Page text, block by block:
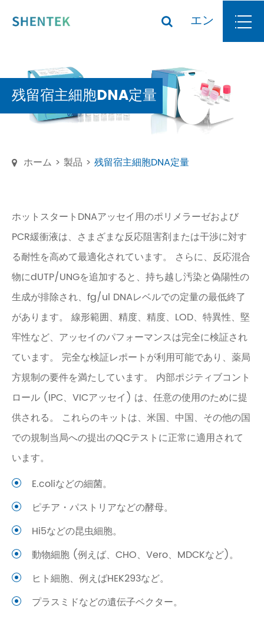
エン
ホーム 製品 残留宿主細胞DNA定量
残留宿主細胞DNA定量
ホットスタートDNAアッセイ用のポリメラーゼおよび
PCR緩衝液は、さまざまな反応阻害剤または干渉に対す
る耐性を高めて最適化されています。 さらに、反応混合
物にdUTP/UNGを追加すると、持ち越し汚染と偽陽性の
生成が排除され、fg/ul DNAレベルでの定量の最低終了
があります。 線形範囲、精度、精度、LOD、特異性、堅
牢性など、アッセイのパフォーマンスは完全に検証され
ています。 完全な検証レポートが利用可能であり、薬局
方規制の要件を満たしています。 内部ポジティブコント
ロール (IPC、VICアッセイ) は、任意の使用のために提
供される。 これらのキットは、米国、中国、その他の国
での規制当局への提出のQCテストに正常に適用されて
います。
E.coliなどの細菌。
ピチア・パストリアなどの酵母。
Hi5などの昆虫細胞。
動物細胞 (例えば、CHO、Vero、MDCKなど)。
ヒト細胞、例えばHEK293など。
プラスミドなどの遺伝子ベクター。